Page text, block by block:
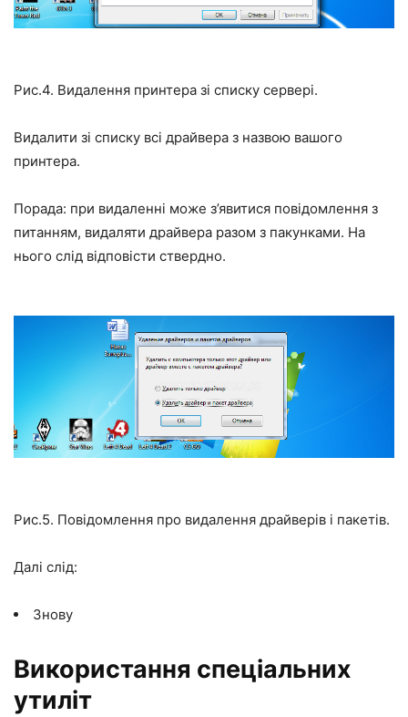
Рис.4. Видалення принтера зі списку сервері.
Видалити зі списку всі драйвера з назвою вашого
принтера.
Порада: при видаленні може з’явитися повідомлення з
питанням, видаляти драйвера разом з пакунками. На
нього слід відповісти ствердно.
Рис.5. Повідомлення про видалення драйверів і пакетів.
Далі слід:
Знову
Використання спеціальних
утиліт